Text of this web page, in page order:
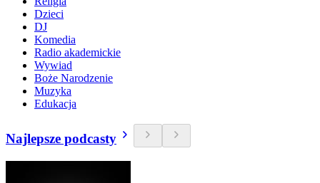
Dzieci
DJ
Komedia
Radio akademickie
Wywiad
Boże Narodzenie
Muzyka
Edukacja
Najlepsze podcasty